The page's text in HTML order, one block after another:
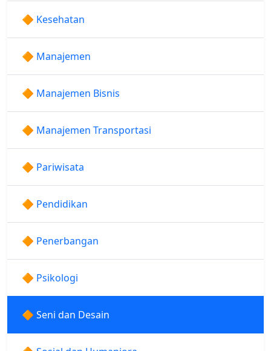
🔶 Kesehatan
🔶 Manajemen
🔶 Manajemen Bisnis
🔶 Manajemen Transportasi
🔶 Pariwisata
🔶 Pendidikan
🔶 Penerbangan
🔶 Psikologi
🔶 Seni dan Desain